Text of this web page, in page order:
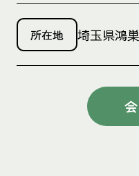
所在地 埼玉県鴻